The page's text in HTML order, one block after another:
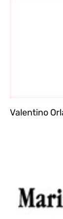
Valentino